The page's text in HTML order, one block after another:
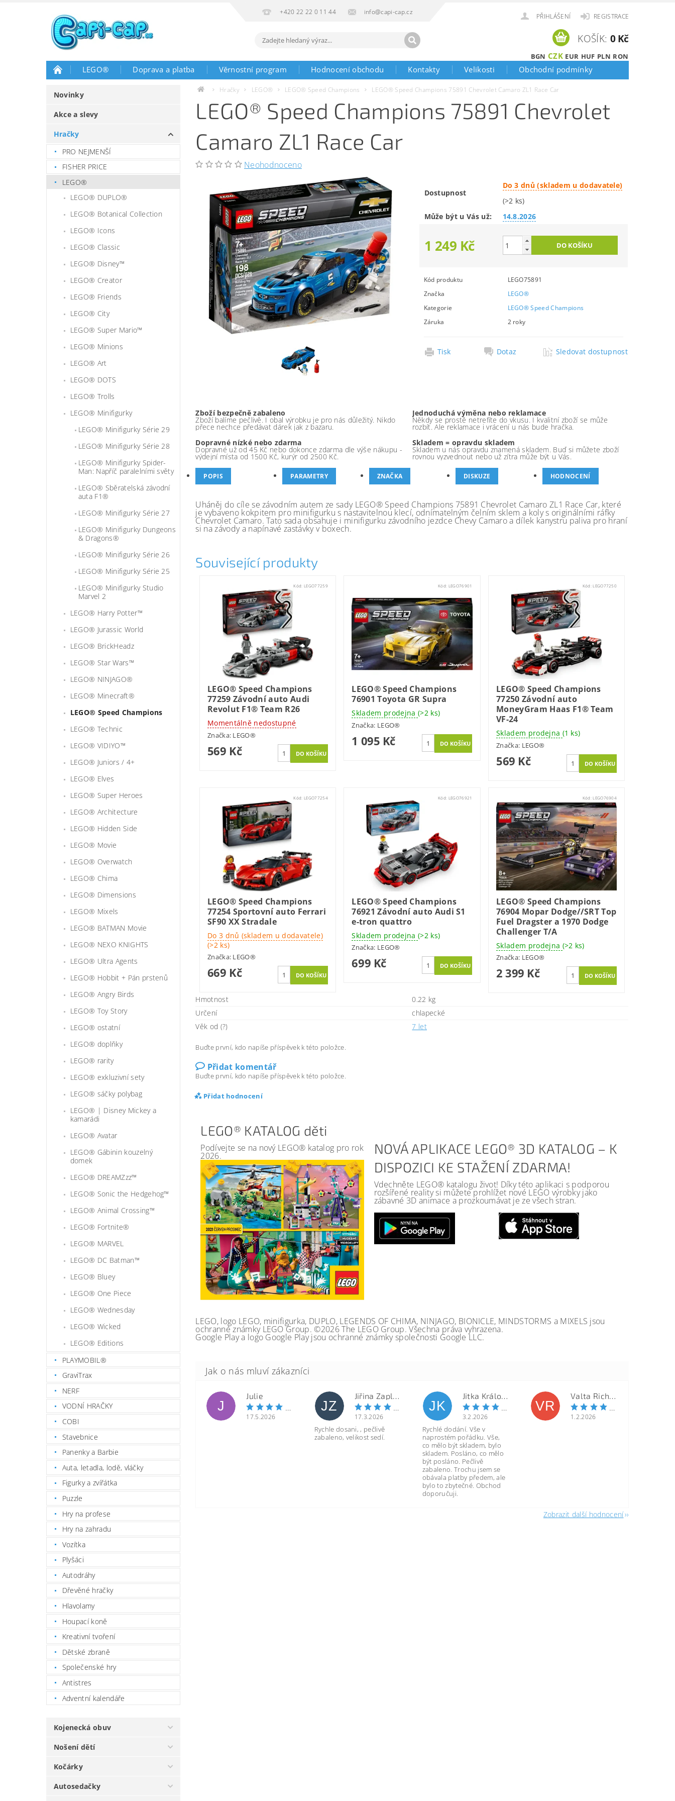
+420 22 22 0 11 44 info@capi-cap.cz
PŘIHLÁŠENÍ REGISTRACE
BGN CZK EUR HUF PLN RON
KOŠÍK: 0 Kč
LEGO® Doprava a platba Věrnostní program Hodnocení obchodu Kontakty Velikosti Obchodní podmínky
Novinky
Akce a slevy
Hračky
PRO NEJMENŠÍ
FISHER PRICE
LEGO®
LEGO® DUPLO®
LEGO® Botanical Collection
LEGO® Icons
LEGO® Classic
LEGO® Disney™
LEGO® Creator
LEGO® Friends
LEGO® City
LEGO® Super Mario™
LEGO® Minions
LEGO® Art
LEGO® DOTS
LEGO® Trolls
LEGO® Minifigurky
LEGO® Minifigurky Série 29
LEGO® Minifigurky Série 28
LEGO® Minifigurky Spider-
Man: Napříč paralelními světy
LEGO® Sběratelská závodní
auta F1®
LEGO® Minifigurky Série 27
LEGO® Minifigurky Dungeons
& Dragons®
LEGO® Minifigurky Série 26
LEGO® Minifigurky Série 25
LEGO® Minifigurky Studio
Marvel 2
LEGO® Harry Potter™
LEGO® Jurassic World
LEGO® BrickHeadz
LEGO® Star Wars™
LEGO® NINJAGO®
LEGO® Minecraft®
LEGO® Speed Champions
LEGO® Technic
LEGO® VIDIYO™
LEGO® Juniors / 4+
LEGO® Elves
LEGO® Super Heroes
LEGO® Architecture
LEGO® Hidden Side
LEGO® Movie
LEGO® Overwatch
LEGO® Chima
LEGO® Dimensions
LEGO® Mixels
LEGO® BATMAN Movie
LEGO® NEXO KNIGHTS
LEGO® Ultra Agents
LEGO® Hobbit + Pán prstenů
LEGO® Angry Birds
LEGO® Toy Story
LEGO® ostatní
LEGO® doplňky
LEGO® rarity
LEGO® exkluzivní sety
LEGO® sáčky polybag
LEGO® | Disney Mickey a
kamarádi
LEGO® Avatar
LEGO® Gábinin kouzelný
domek
LEGO® DREAMZzz™
LEGO® Sonic the Hedgehog™
LEGO® Animal Crossing™
LEGO® Fortnite®
LEGO® MARVEL
LEGO® DC Batman™
LEGO® Bluey
LEGO® One Piece
LEGO® Wednesday
LEGO® Wicked
LEGO® Editions
PLAYMOBIL®
GraviTrax
NERF
VODNÍ HRAČKY
COBI
Stavebnice
Panenky a Barbie
Auta, letadla, lodě, vláčky
Figurky a zvířátka
Puzzle
Hry na profese
Hry na zahradu
Vozítka
Plyšáci
Autodráhy
Dřevěné hračky
Hlavolamy
Houpací koně
Kreativní tvoření
Dětské zbraně
Společenské hry
Antistres
Adventní kalendáře
Kojenecká obuv
Nošení dětí
Kočárky
Autosedačky
Hračky LEGO® LEGO® Speed Champions LEGO® Speed Champions 75891 Chevrolet Camaro ZL1 Race Car
LEGO® Speed Champions 75891 Chevrolet
Camaro ZL1 Race Car
Neohodnoceno
Dostupnost
Do 3 dnů (skladem u dodavatele)
(>2 ks)
Může být u Vás už:
14.8.2026
1 249 Kč
Kód produktu
LEGO75891
Značka
LEGO®
Kategorie
LEGO® Speed Champions
Záruka
2 roky
Tisk Dotaz Sledovat dostupnost
Zboží bezpečně zabaleno
Zboží balíme pečlivě. I obal výrobku je pro nás důležitý. Nikdo
přece nechce předávat dárek jak z bazaru.
Jednoduchá výměna nebo reklamace
Někdy se prostě netrefíte do vkusu. I kvalitní zboží se může
rozbít. Ale reklamace i vrácení u nás bude hračka.
Dopravné nízké nebo zdarma
Dopravné už od 45 Kč nebo dokonce zdarma dle výše nákupu -
výdejní místa od 1500 Kč, kurýr od 2500 Kč.
Skladem = opravdu skladem
Skladem u nás opravdu znamená skladem. Buď si můžete zboží
rovnou vyzvednout nebo už zítra může být u Vás.
POPIS PARAMETRY ZNAČKA DISKUZE HODNOCENÍ
Uháněj do cíle se závodním autem ze sady LEGO® Speed Champions 75891 Chevrolet Camaro ZL1 Race Car, které
je vybaveno kokpitem pro minifigurku s nastavitelnou klecí, odnímatelným čelním sklem a koly s originálními ráfky
Chevrolet Camaro. Tato sada obsahuje i minifigurku závodního jezdce Chevy Camaro a dílek kanystru paliva pro hraní
si na závody a napínavé zastávky v boxech.
Související produkty
Kód:LEGO77259
LEGO® Speed Champions
77259 Závodní auto Audi
Revolut F1® Team R26
Momentálně nedostupné
Značka: LEGO®
569 Kč
Kód: LEGO76901
LEGO® Speed Champions
76901 Toyota GR Supra
Skladem prodejna (>2 ks)
Značka: LEGO®
1 095 Kč
Kód:LEGO77250
LEGO® Speed Champions
77250 Závodní auto
MoneyGram Haas F1® Team
VF-24
Skladem prodejna (1 ks)
Značka: LEGO®
569 Kč
Kód:LEGO77254
LEGO® Speed Champions
77254 Sportovní auto Ferrari
SF90 XX Stradale
Do 3 dnů (skladem u dodavatele)
(>2 ks)
Značka: LEGO®
669 Kč
Kód: LEGO76921
LEGO® Speed Champions
76921 Závodní auto Audi S1
e-tron quattro
Skladem prodejna (>2 ks)
Značka: LEGO®
699 Kč
Kód:LEGO76904
LEGO® Speed Champions
76904 Mopar Dodge//SRT Top
Fuel Dragster a 1970 Dodge
Challenger T/A
Skladem prodejna (>2 ks)
Značka: LEGO®
2 399 Kč
Hmotnost
0.22 kg
Určení
chlapecké
Věk od (?)
7 let
Buďte první, kdo napíše příspěvek k této položce.
Přidat komentář
Buďte první, kdo napíše příspěvek k této položce.
Přidat hodnocení
LEGO® KATALOG děti
Podívejte se na nový LEGO® katalog pro rok
2026.
NOVÁ APLIKACE LEGO® 3D KATALOG – K
DISPOZICI KE STAŽENÍ ZDARMA!
Vdechněte LEGO® katalogu život! Díky této aplikaci s podporou
rozšířené reality si můžete prohlížet nové LEGO výrobky jako
zábavné 3D animace a prozkoumávat je ze všech stran.
LEGO, logo LEGO, minifigurka, DUPLO, LEGENDS OF CHIMA, NINJAGO, BIONICLE, MINDSTORMS a MIXELS jsou
ochranné známky LEGO Group. ©2026 The LEGO Group. Všechna práva vyhrazena.
Google Play a logo Google Play jsou ochranné známky společnosti Google LLC.
J
Julie
17.5.2026
JZ
Jiřina Zapletalová
17.3.2026
Rychle dosani, , pečlivě
zabaleno, velikost sedí.
JK
Jitka Královcová
3.2.2026
Rychlé dodání. Vše v
naprostém pořádku. Vše,
co mělo být skladem, bylo
skladem. Posláno, co mělo
být posláno. Pečlivě
zabaleno. Trochu jsem se
obávala platby předem, ale
bylo to zbytečné. Obchod
doporučuji.
VR
Valta Richard
1.2.2026
Zobrazit další hodnocení